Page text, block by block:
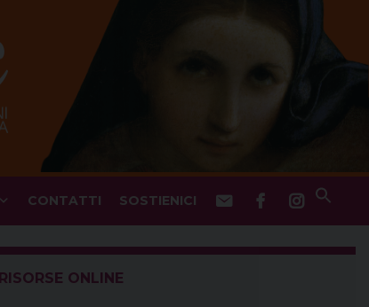
CONTATTI SOSTIENICI
RISORSE ONLINE